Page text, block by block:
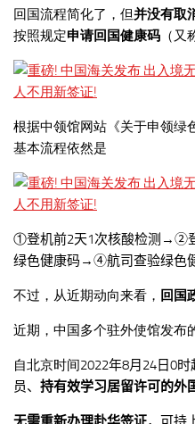
回国流程简化了，但并没有取
按照规定申请回国健康码 （又
根据中领馆网站《关于申领绿
基本流程依然是
①登机前2天1次核酸检测→②
绿色健康码→④航司查验绿色
不过，从近期动向来看， 回国
近期，中国多个驻外使馆发布
自北京时间2022年8月 24日0时
员、 持有效学习居留许可的外